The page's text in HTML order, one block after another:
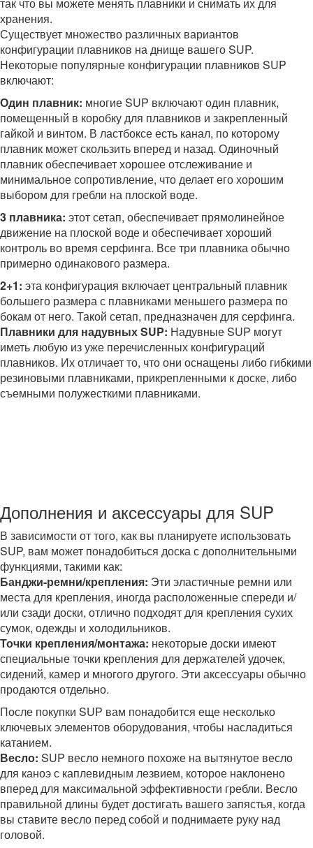
так что вы можете менять плавники и снимать их для
хранения.
Существует множество различных вариантов
конфигурации плавников на днище вашего SUP.
Некоторые популярные конфигурации плавников SUP
включают:
Один плавник: многие SUP включают один плавник,
помещенный в коробку для плавников и закрепленный
гайкой и винтом. В ластбоксе есть канал, по которому
плавник может скользить вперед и назад. Одиночный
плавник обеспечивает хорошее отслеживание и
минимальное сопротивление, что делает его хорошим
выбором для гребли на плоской воде.
3 плавника: этот сетап, обеспечивает прямолинейное
движение на плоской воде и обеспечивает хороший
контроль во время серфинга. Все три плавника обычно
примерно одинакового размера.
2+1: эта конфигурация включает центральный плавник
большего размера с плавниками меньшего размера по
бокам от него. Такой сетап, предназначен для серфинга.
Плавники для надувных SUP: Надувные SUP могут
иметь любую из уже перечисленных конфигураций
плавников. Их отличает то, что они оснащены либо гибкими
резиновыми плавниками, прикрепленными к доске, либо
съемными полужесткими плавниками.
Дополнения и аксессуары для SUP
В зависимости от того, как вы планируете использовать
SUP, вам может понадобиться доска с дополнительными
функциями, такими как:
Банджи-ремни/крепления: Эти эластичные ремни или
места для крепления, иногда расположенные спереди и/
или сзади доски, отлично подходят для крепления сухих
сумок, одежды и холодильников.
Точки крепления/монтажа: некоторые доски имеют
специальные точки крепления для держателей удочек,
сидений, камер и многого другого. Эти аксессуары обычно
продаются отдельно.
После покупки SUP вам понадобится еще несколько
ключевых элементов оборудования, чтобы насладиться
катанием.
Весло: SUP весло немного похоже на вытянутое весло
для каноэ с каплевидным лезвием, которое наклонено
вперед для максимальной эффективности гребли. Весло
правильной длины будет достигать вашего запястья, когда
вы ставите весло перед собой и поднимаете руку над
головой.